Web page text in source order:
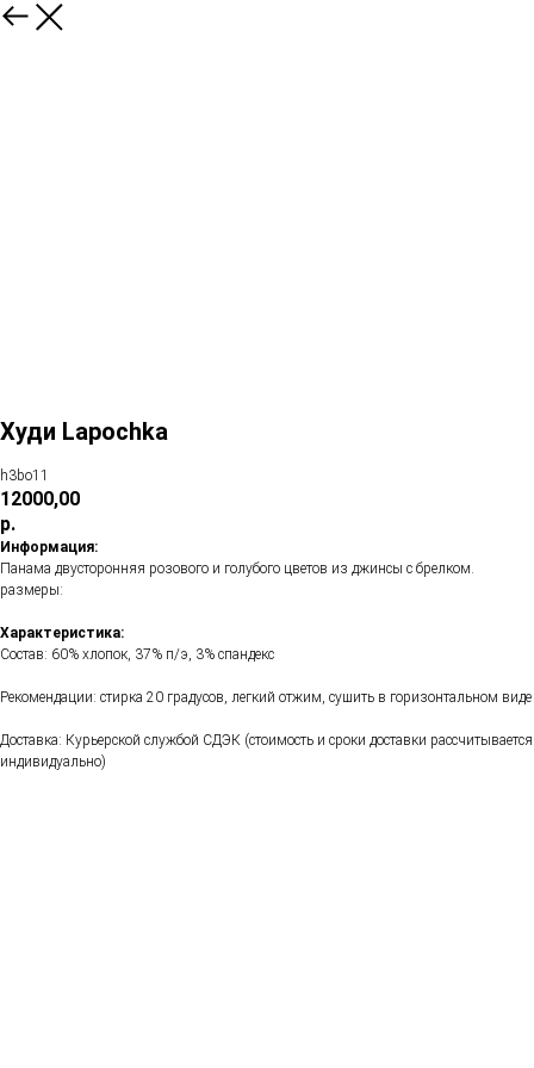
Худи Lapochka
h3bo11
12000,00
р.
Информация:
Панама двусторонняя розового и голубого цветов из джинсы с брелком.
размеры:
Характеристика:
Состав: 60% хлопок, 37% п/э, 3% спандекс
Рекомендации: стирка 20 градусов, легкий отжим, сушить в горизонтальном виде
Доставка: Курьерской службой СДЭК (стоимость и сроки доставки рассчитывается
индивидуально)